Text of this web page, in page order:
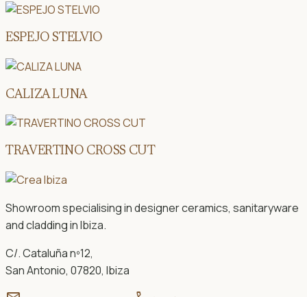
ESPEJO STELVIO
CALIZA LUNA
TRAVERTINO CROSS CUT
Showroom specialising in designer ceramics, sanitaryware
and cladding in Ibiza.
C/. Cataluña nº12,
San Antonio, 07820, Ibiza